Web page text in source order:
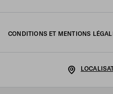
CONDITIONS ET MENTIONS